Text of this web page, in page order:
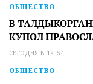
ОБЩЕСТВО
В
КУПОЛ
СЕГОДНЯ В 19:54
ОБЩЕСТВО